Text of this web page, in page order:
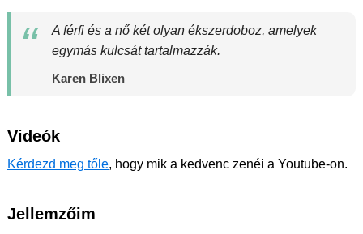
A férfi és a nő két olyan ékszerdoboz, amelyek
egymás kulcsát tartalmazzák.
Karen Blixen
Videók
Kérdezd meg tőle, hogy mik a kedvenc zenéi a Youtube-on.
Jellemzőim